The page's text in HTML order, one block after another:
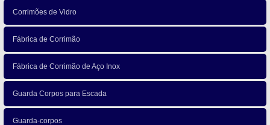
Corrimões de Vidro
Fábrica de Corrimão
Fábrica de Corrimão de Aço Inox
Guarda Corpos para Escada
Guarda-corpos